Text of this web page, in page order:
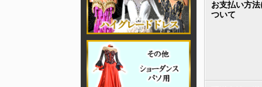
お支払い方法
ついて